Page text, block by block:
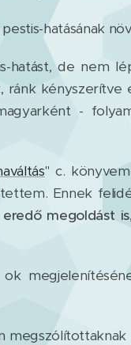
hatásának
hatást, de nem
, ránk kényszerítve
-
" c.
Ennek
megoldást
ok